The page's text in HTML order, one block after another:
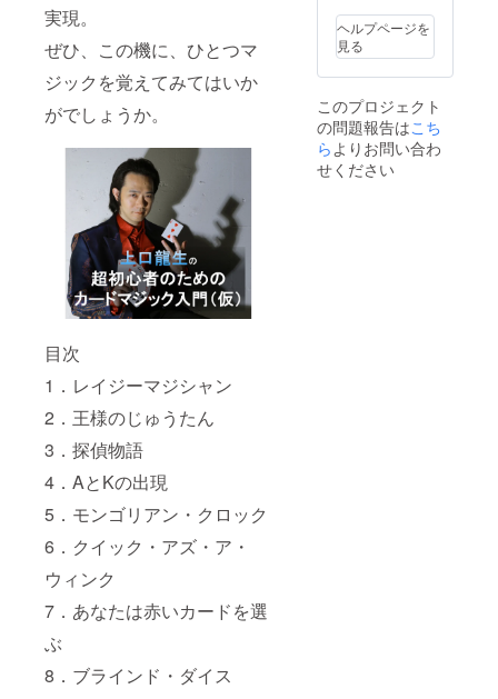
実現。
ぜひ、この機に、ひとつマ
ジックを覚えてみてはいか
がでしょうか。
目次
1．レイジーマジシャン
2．王様のじゅうたん
3．探偵物語
4．AとKの出現
5．モンゴリアン・クロック
6．クイック・アズ・ア・
ウィンク
7．あなたは赤いカードを選
ぶ
8．ブラインド・ダイス
たしま
note書
籍です
メール
配信し
ますの
で、
（@not
e.muま
たは
@note.
らの送
信にな
りま
す。迷
惑メー
として
割引に
てご提
供いた
す。
https://
note.co
m/hirok
iryoo/m
ヘルプページを
見る
このプロジェクト
の問題報告はこち
ら よりお問い合わ
せください